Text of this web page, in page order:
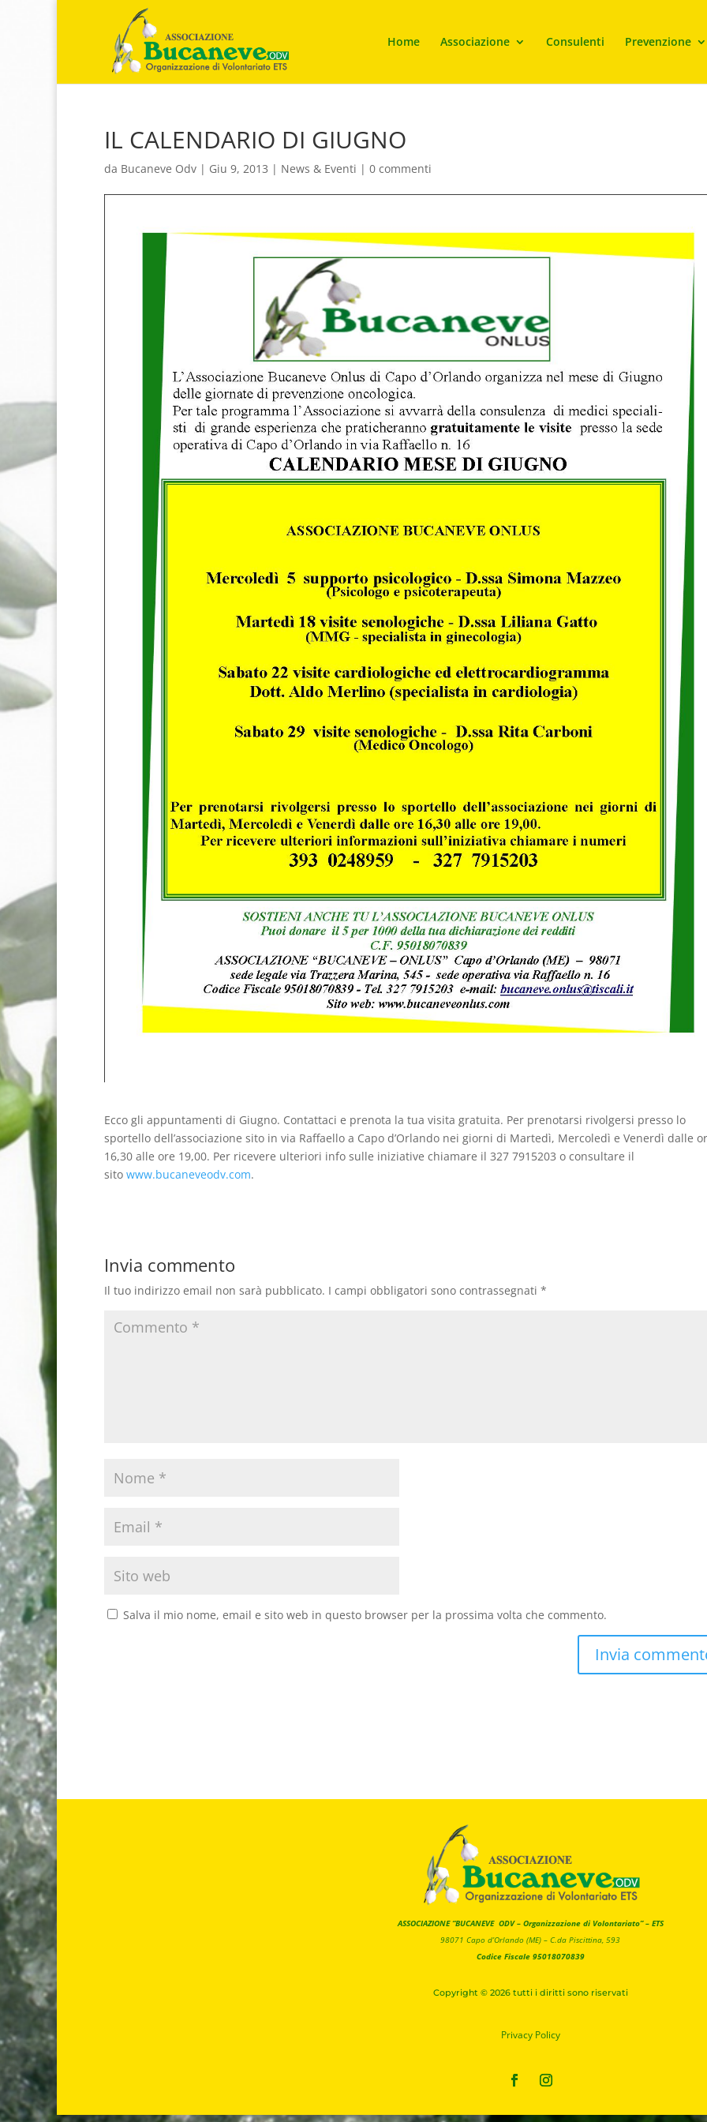
Home Associazione Consulenti Prevenzione
IL CALENDARIO DI GIUGNO
da Bucaneve Odv | Giu 9, 2013 | News & Eventi | 0 commenti
Ecco gli appuntamenti di Giugno. Contattaci e prenota la tua visita gratuita. Per prenotarsi rivolgersi presso lo
sportello dell’associazione sito in via Raffaello a Capo d’Orlando nei giorni di Martedì, Mercoledì e Venerdì dalle
16,30 alle ore 19,00. Per ricevere ulteriori info sulle iniziative chiamare il 327 7915203 o consultare il
sito www.bucaneveodv.com.
Invia commento
Il tuo indirizzo email non sarà pubblicato. I campi obbligatori sono contrassegnati *
Salva il mio nome, email e sito web in questo browser per la prossima volta che commento.
ASSOCIAZIONE “BUCANEVE ODV – Organizzazione di Volontariato” – ETS
98071 Capo d’Orlando (ME) – C.da Piscittina, 593
Codice Fiscale 95018070839
Copyright © 2026 tutti i diritti sono riservati
Privacy Policy